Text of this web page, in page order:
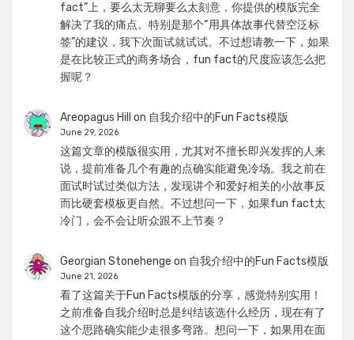
fact”上，要么太无聊要么太刻意，你提供的模版完全
解决了我的痛点。特别是那个“用具体故事代替空泛标
签”的建议，我下次面试就试试。不过想请教一下，如果
是在比较正式的商务场合，fun fact的尺度应该怎么把
握呢？
Areopagus Hill on 自我介绍中的Fun Facts模版
June 29, 2026
这篇文章的模版很实用，尤其对不擅长即兴发挥的人来
说，提前准备几个有趣的点确实能避免冷场。我之前在
面试时试过类似方法，发现讲个和爱好相关的小故事反
而比硬套模板更自然。不过想问一下，如果fun fact太
冷门，会不会让听众跟不上节奏？
Georgian Stonehenge on 自我介绍中的Fun Facts模版
June 21, 2026
看了这篇关于Fun Facts模版的分享，感觉特别实用！
之前准备自我介绍时总是纠结该选什么经历，现在有了
这个思路确实能少走很多弯路。想问一下，如果用在面